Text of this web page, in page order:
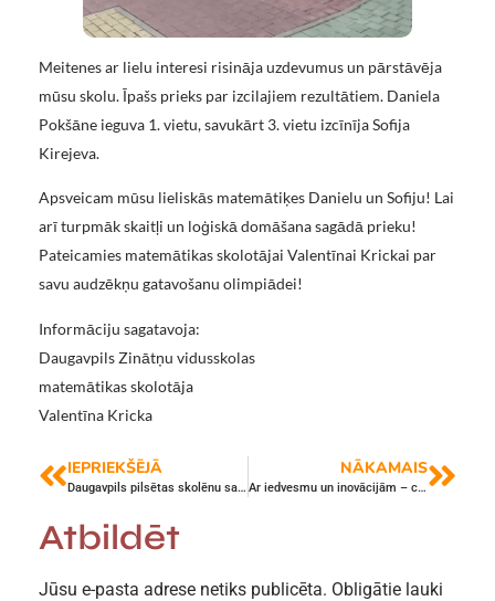
Meitenes ar lielu interesi risināja uzdevumus un pārstāvēja
mūsu skolu. Īpašs prieks par izcilajiem rezultātiem. Daniela
Pokšāne ieguva 1. vietu, savukārt 3. vietu izcīnīja Sofija
Kirejeva.
Apsveicam mūsu lieliskās matemātiķes Danielu un Sofiju! Lai
arī turpmāk skaitļi un loģiskā domāšana sagādā prieku!
Pateicamies matemātikas skolotājai Valentīnai Krickai par
savu audzēkņu gatavošanu olimpiādei!
Informāciju sagatavoja:
Daugavpils Zinātņu vidusskolas
matemātikas skolotāja
Valentīna Kricka
IEPRIEKŠĒJĀ
Daugavpils pilsētas skolēnu sacensības florbolā zēniem
NĀKAMAIS
Ar iedvesmu un inovācijām – ceļā uz profesionālu izaugsmi
Atbildēt
Jūsu e-pasta adrese netiks publicēta. Obligātie lauki